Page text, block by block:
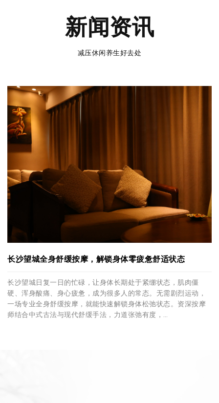
新闻资讯
减压休闲养生好去处
长沙望城全身舒缓按摩，解锁身体零疲惫舒适状态
长沙望城日复一日的忙碌，让身体长期处于紧绷状态，肌肉僵
硬、浑身酸痛、身心疲惫，成为很多人的常态。无需剧烈运动，
一场专业全身舒缓按摩，就能快速解锁身体松弛状态。资深按摩
师结合中式古法与现代舒缓手法，力道张弛有度，…